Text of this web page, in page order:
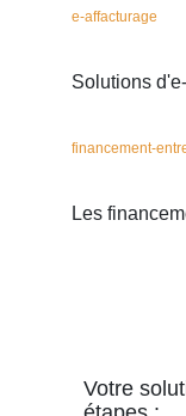
e-affacturage
Solutions
financement-
Les
Votre